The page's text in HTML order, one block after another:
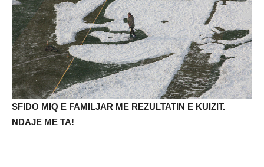
SFIDO MIQ E FAMILJAR ME REZULTATIN E KUIZIT.
NDAJE ME TA!